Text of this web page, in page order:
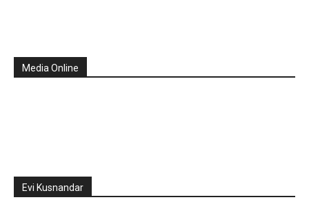
Media Online
Evi Kusnandar